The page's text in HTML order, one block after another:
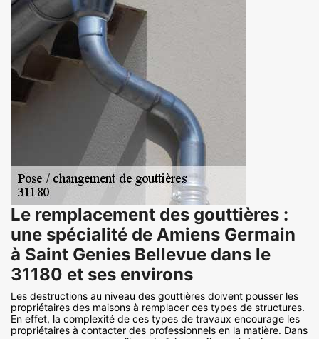
Le remplacement des gouttières :
une spécialité de Amiens Germain
à Saint Genies Bellevue dans le
31180 et ses environs
Les destructions au niveau des gouttières doivent pousser les
propriétaires des maisons à remplacer ces types de structures.
En effet, la complexité de ces types de travaux encourage les
propriétaires à contacter des professionnels en la matière. Dans